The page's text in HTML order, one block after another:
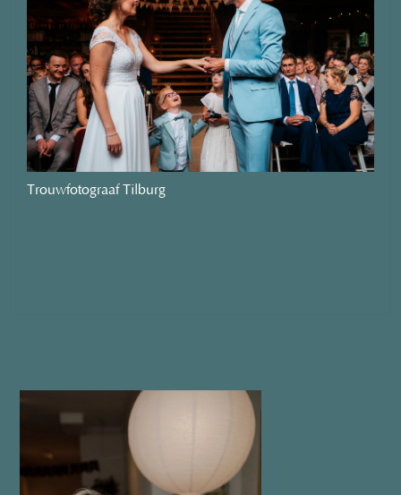
Trouwfotograaf Tilburg